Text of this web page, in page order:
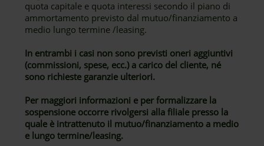
quota capitale e quota interessi secondo il piano di
ammortamento previsto dal mutuo/finanziamento a
medio lungo termine /leasing.
In entrambi i casi non sono previsti oneri aggiuntivi
(commissioni, spese, ecc.) a carico del cliente, né
sono richieste garanzie ulteriori.
Per maggiori informazioni e per formalizzare la
sospensione occorre rivolgersi alla filiale presso la
quale è intrattenuto il mutuo/finanziamento a medio
e lungo termine/leasing.